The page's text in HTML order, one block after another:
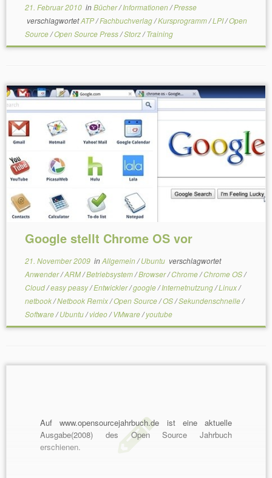
21. Februar 2010inBücher/Informationen/Presse
verschlagwortetATP/Fachbuchverlag/Kursprogramm/LPI/Open
Source/Open Source Press/Storz/Training
Google stellt Chrome OS vor
21. November 2009inAllgemein/Ubuntu verschlagwortet
Anwender/ARM/Betriebsystem/Browser/Chrome/Chrome OS/
Cloud/easy peasy/Entwickler/google/Internetnutzung/Linux/
netbook/Netbook Remix/Open Source/OS/Sekundenschnelle/
Software/Ubuntu/video/VMware/youtube
Auf www.opensourcejahrbuch.de ist eine aktuelle
Ausgabe(2008) des Open Source Jahrbuch
erschienen.